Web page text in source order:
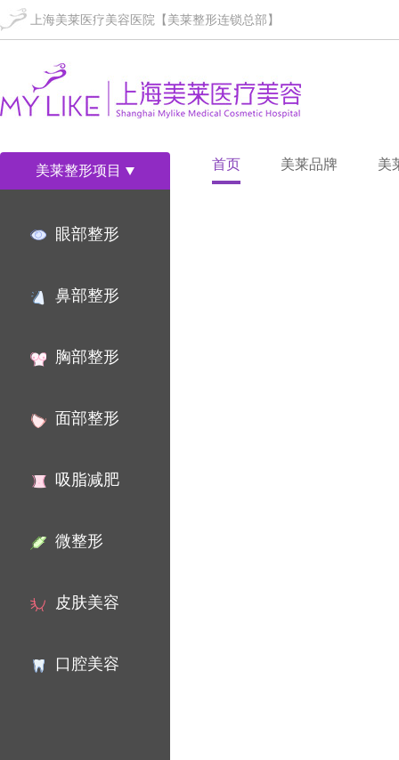
上海美莱医疗美容医院【美莱整形连锁总部】
美莱整形项目
眼部整形
鼻部整形
胸部整形
面部整形
吸脂减肥
微整形
皮肤美容
口腔美容
首页 美莱品牌 美